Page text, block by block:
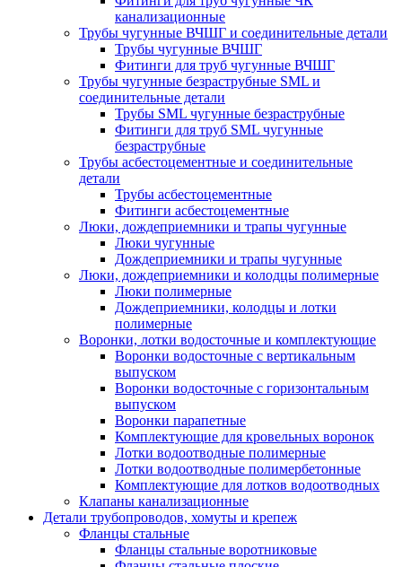
канализационные
Трубы чугунные ВЧШГ и соединительные детали
Трубы чугунные ВЧШГ
Фитинги для труб чугунные ВЧШГ
Трубы чугунные безраструбные SML и
соединительные детали
Трубы SML чугунные безраструбные
Фитинги для труб SML чугунные
безраструбные
Трубы асбестоцементные и соединительные
детали
Трубы асбестоцементные
Фитинги асбестоцементные
Люки, дождеприемники и трапы чугунные
Люки чугунные
Дождеприемники и трапы чугунные
Люки, дождеприемники и колодцы полимерные
Люки полимерные
Дождеприемники, колодцы и лотки
полимерные
Воронки, лотки водосточные и комплектующие
Воронки водосточные с вертикальным
выпуском
Воронки водосточные с горизонтальным
выпуском
Воронки парапетные
Комплектующие для кровельных воронок
Лотки водоотводные полимерные
Лотки водоотводные полимербетонные
Комплектующие для лотков водоотводных
Клапаны канализационные
Детали трубопроводов, хомуты и крепеж
Фланцы стальные
Фланцы стальные воротниковые